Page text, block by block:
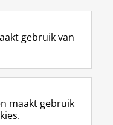
L
i
k
e
R
S
-
f
I
n
t
Y
o
T
gebruik van
maakt gebruik